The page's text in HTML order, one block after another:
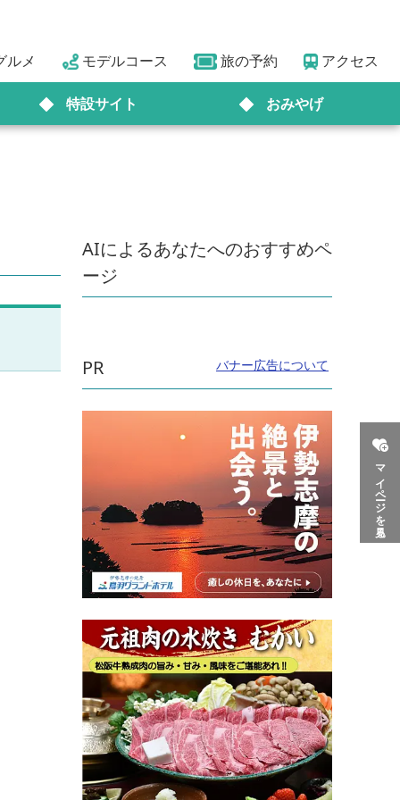
ルメ モデルコース 旅の予約 アクセス
特設サイト おみやげ
マイページを見る
AIによるあなたへのおすすめペ
ージ
PR バナー広告について